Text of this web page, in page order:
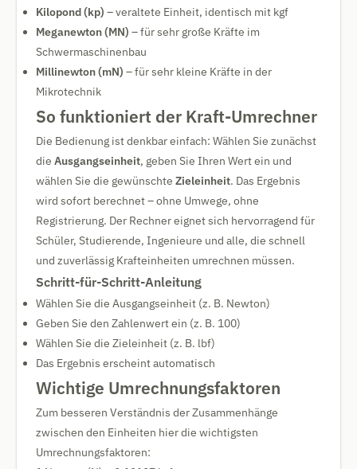
Kilopond (kp) – veraltete Einheit, identisch mit kgf
Meganewton (MN) – für sehr große Kräfte im
Schwermaschinenbau
Millinewton (mN) – für sehr kleine Kräfte in der
Mikrotechnik
So funktioniert der Kraft-Umrechner
Die Bedienung ist denkbar einfach: Wählen Sie zunächst
die Ausgangseinheit, geben Sie Ihren Wert ein und
wählen Sie die gewünschte Zieleinheit. Das Ergebnis
wird sofort berechnet – ohne Umwege, ohne
Registrierung. Der Rechner eignet sich hervorragend für
Schüler, Studierende, Ingenieure und alle, die schnell
und zuverlässig Krafteinheiten umrechnen müssen.
Schritt-für-Schritt-Anleitung
Wählen Sie die Ausgangseinheit (z. B. Newton)
Geben Sie den Zahlenwert ein (z. B. 100)
Wählen Sie die Zieleinheit (z. B. lbf)
Das Ergebnis erscheint automatisch
Wichtige Umrechnungsfaktoren
Zum besseren Verständnis der Zusammenhänge
zwischen den Einheiten hier die wichtigsten
Umrechnungsfaktoren: